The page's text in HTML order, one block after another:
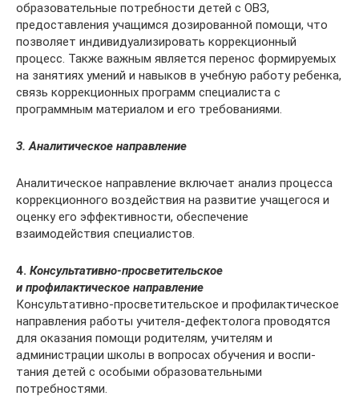
образова­тельные потребности детей с ОВЗ,
предоставления учащимся дозиро­ванной помощи, что
позволяет ин­дивидуализировать коррекционный
процесс. Также важным является перенос формируемых
на занятиях умений и навыков в учебную работу ребенка,
связь коррекционных про­грамм специалиста с
программным материалом и его требованиями.
3. Аналитическое направление
Аналитическое направление вклю­чает анализ процесса
коррекционного воздействия на развитие учащегося и
оценку его эффективности, обеспече­ние
взаимодействия специалистов.
4. Консультативно-просветительское
и профилактическое направление
Консультативно-просветительское и профилактическое
направления работы учителя-дефектолога прово­дятся
для оказания помощи родите­лям, учителям и
администрации школы в вопросах обучения и воспи­
тания детей с особыми образователь­ными
потребностями.